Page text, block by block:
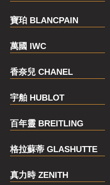
寶珀 BLANCPAIN
萬國 IWC
香奈兒 CHANEL
宇舶 HUBLOT
百年靈 BREITLING
格拉蘇蒂 GLASHUTTE
真力時 ZENITH